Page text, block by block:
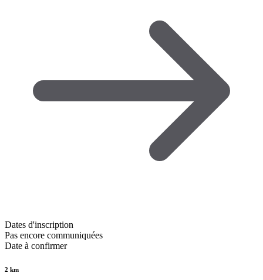
Dates d'inscription
Pas encore communiquées
Date à confirmer
2 km